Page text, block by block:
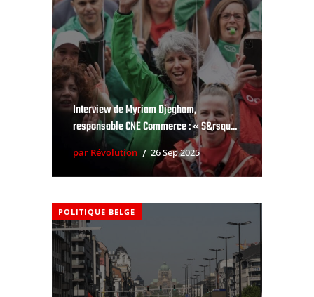
Interview de Myriam Djegham,
responsable CNE Commerce : « S&rsqu...
par Révolution 26 Sep 2025
POLITIQUE BELGE